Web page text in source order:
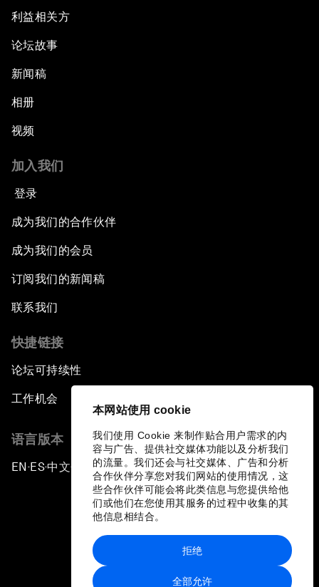
本网站使用 cookie
我们使用 Cookie 来制作贴合用户需求的内
容与广告、提供社交媒体功能以及分析我们
的流量。我们还会与社交媒体、广告和分析
合作伙伴分享您对我们网站的使用情况，这
些合作伙伴可能会将此类信息与您提供给他
们或他们在您使用其服务的过程中收集的其
他信息相结合。
全部允许
拒绝
利益相关方
论坛故事
新闻稿
相册
视频
加入我们
登录
成为我们的合作伙伴
成为我们的会员
订阅我们的新闻稿
联系我们
快捷链接
论坛可持续性
工作机会
语言版本
EN ▪ ES▪中文▪ 日本語